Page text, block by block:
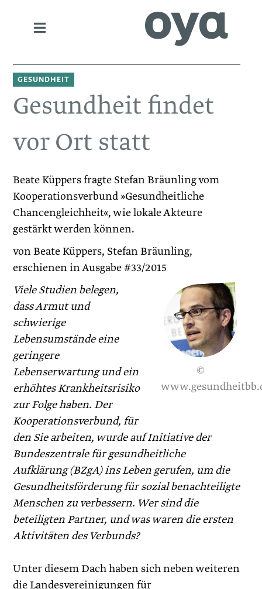
GESUNDHEIT
Gesundheit findet
vor Ort statt
Beate Küppers fragte Stefan ­Bräunling vom
Kooperationsverbund »Gesundheit­liche
Chancengleichheit«, wie lokale ­Akteure
gestärkt werden können.
von Beate Küppers, Stefan Bräunling,
erschienen in Ausgabe #33/2015
©
Viele Studien belegen,
dass Armut und
schwierige
Lebensumstände eine
geringere
Lebenserwartung und ein
erhöhtes Krankheitsrisiko
zur Folge haben. Der
Kooperationsverbund, für
den Sie arbeiten, wurde auf Initiative der
Bundeszentrale für gesundheitliche
Aufklärung (BZgA) ins Leben gerufen, um die
Gesundheitsförderung für sozial benach­teiligte
Menschen zu verbessern. Wer sind die
beteiligten Partner, und was waren die ersten
Aktivitäten des Verbunds?
Unter diesem Dach haben sich neben weiteren
die Landesvereinigungen für